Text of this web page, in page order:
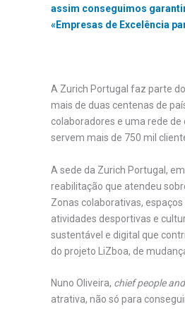
assim conseguimos
«Empresas de Excelência
A Zurich Portugal faz parte
mais de duas centenas de
colaboradores e uma rede
servem mais de 750 mil
A sede da Zurich Portugal,
reabilitação que atendeu
Zonas colaborativas,
atividades desportivas e
sustentável e digital que
do projeto LiZboa, de
Nuno Oliveira, chief people
atrativa, não só para